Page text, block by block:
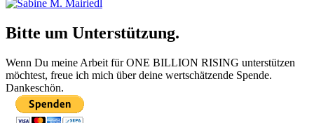
Bitte um Unterstützung.
Wenn Du meine Arbeit für ONE BILLION RISING unterstützen
möchtest, freue ich mich über deine wertschätzende Spende.
Dankeschön.